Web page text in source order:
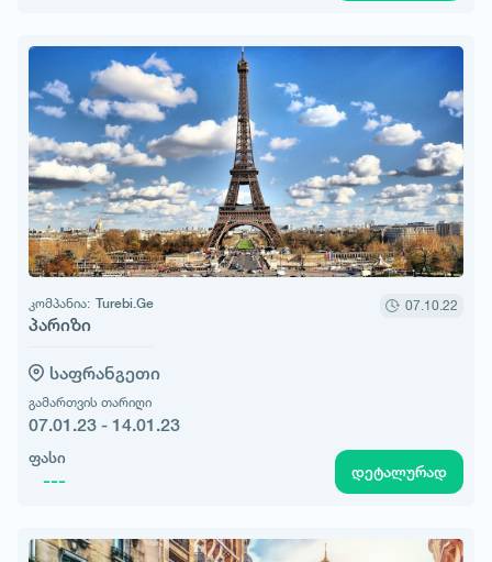
კომპანია: Turebi.Ge
პარიზი
07.10.22
საფრანგეთი
გამართვის თარიღი
07.01.23 - 14.01.23
ფასი
--- დეტალურად